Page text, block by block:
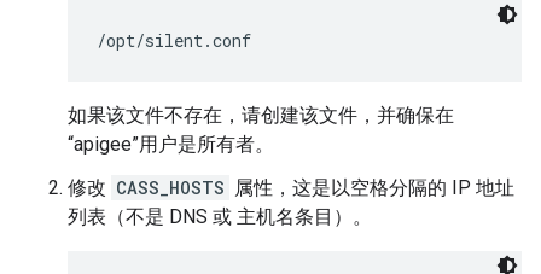
/opt/silent.conf
如果该文件不存在，请创建该文件，并确保在
“apigee”用户是所有者。
修改 CASS_HOSTS 属性，这是以空格分隔的 IP 地址
列表（不是 DNS 或 主机名条目）。